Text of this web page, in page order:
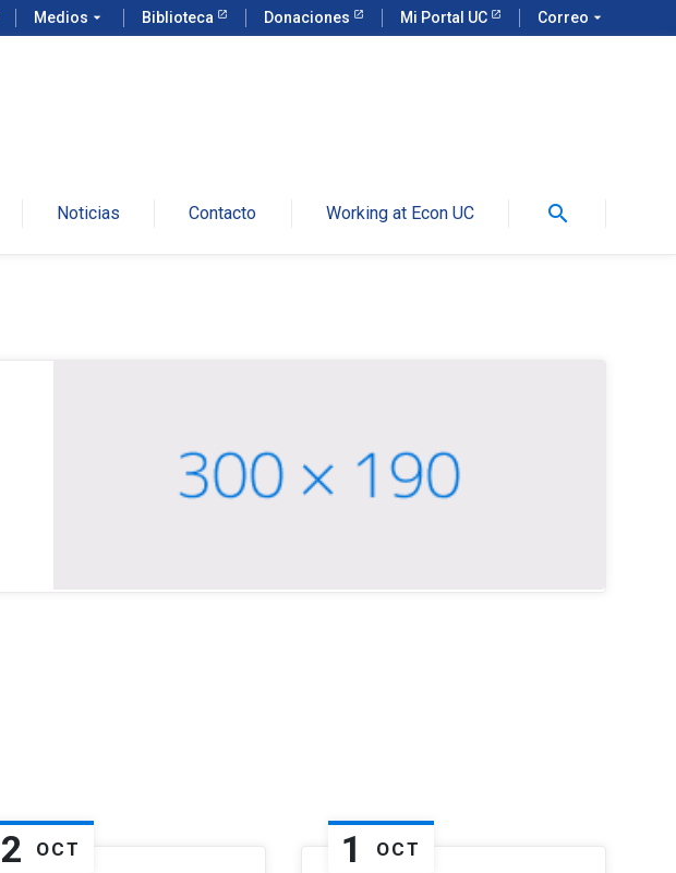
Medios arrow_drop_down Biblioteca Donaciones Mi Portal UC Correo arrow_drop_down
Noticias Contacto Working at Econ UC search
2 OCT 1 OCT